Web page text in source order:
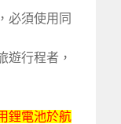
必須使用同
遊行程者，
鋰電池於航